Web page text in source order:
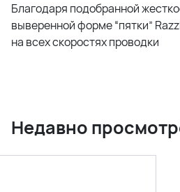
Благодаря подобранной
выверенной форме “пятки”
на всех скоростях проводки
Недавно